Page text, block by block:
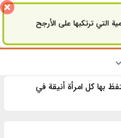
التي ترتكبها على الأرجح
بها كل امرأة أنيقة في